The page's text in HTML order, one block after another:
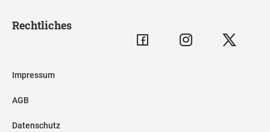
Rechtliches
Impressum
AGB
Datenschutz